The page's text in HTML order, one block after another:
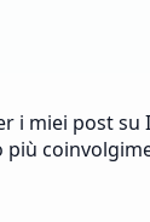
miei post